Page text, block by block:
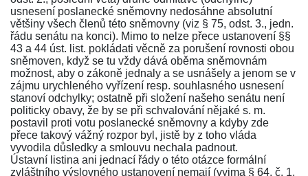
usnesení poslanecké sněmovny nedosáhne absolutní
většiny všech členů této sněmovny (viz § 75, odst. 3., jedn.
řádu senátu na konci). Mimo to nelze přece ustanovení §§
43 a 44 úst. list. pokládati věcně za porušení rovnosti obou
sněmoven, když se tu vždy dává oběma sněmovnám
možnost, aby o zákoně jednaly a se usnášely a jenom se v
zájmu urychleného vyřízení resp. souhlasného usnesení
stanoví odchylky; ostatně při složení našeho senátu není
politicky obavy, že by se při schvalování nějaké s. m.
postavil proti votu poslanecké sněmovny a kdyby zde
přece takový vážný rozpor byl, jistě by z toho vláda
vyvodila důsledky a smlouvu nechala padnout.
Ústavní listina ani jednací řády o této otázce formální
zvláštního výslovného ustanovení nemají (vyjma § 64, č. 1,